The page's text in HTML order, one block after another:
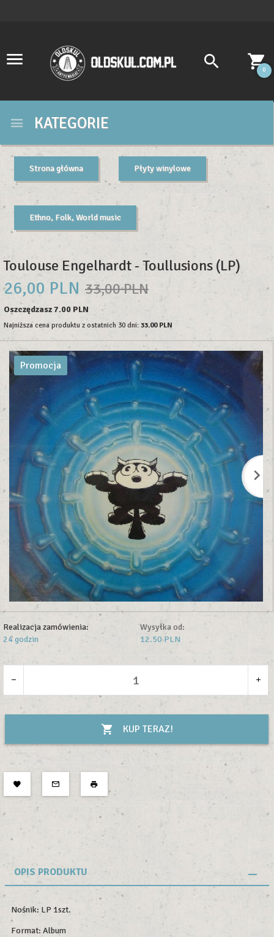
0
KATEGORIE
Strona główna Płyty winylowe
Ethno, Folk, World music
Toulouse Engelhardt - Toullusions (LP)
26,00 PLN 33,00 PLN
Oszczędzasz 7.00 PLN
Najniższa cena produktu z ostatnich 30 dni: 33.00 PLN
Promocja
Realizacja zamówienia:
24 godzin
Wysyłka od:
12.50 PLN
KUP TERAZ!
OPIS PRODUKTU
Nośnik: LP 1szt.
Format: Album